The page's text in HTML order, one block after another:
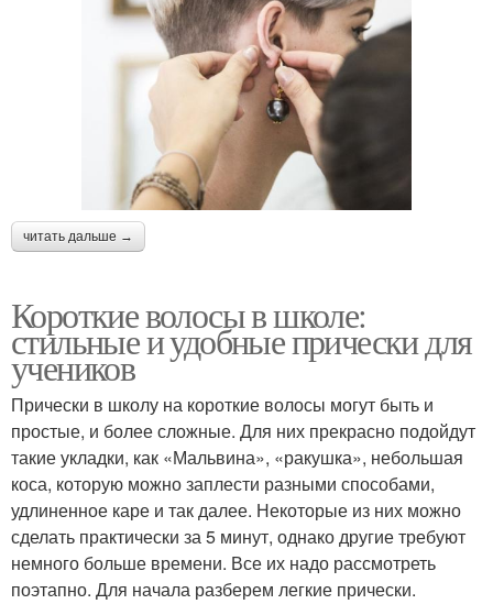
читать дальше →
Короткие волосы в школе:
стильные и удобные прически для
учеников
Прически в школу на короткие волосы могут быть и
простые, и более сложные. Для них прекрасно подойдут
такие укладки, как «Мальвина», «ракушка», небольшая
коса, которую можно заплести разными способами,
удлиненное каре и так далее. Некоторые из них можно
сделать практически за 5 минут, однако другие требуют
немного больше времени. Все их надо рассмотреть
поэтапно. Для начала разберем легкие прически.